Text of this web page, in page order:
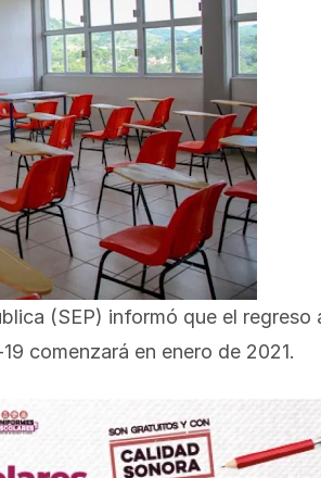
(SEP) informó que el regreso
comenzará en enero de 2021.